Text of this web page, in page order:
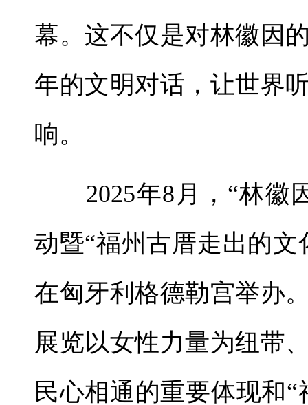
幕。这不仅是对林徽因
年的文明对话，让世界
响。
2025年8月，“林徽
动暨“福州古厝走出的
在匈牙利格德勒宫举办
展览以女性力量为纽带
民心相通的重要体现和